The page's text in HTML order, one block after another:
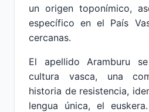
un origen toponímico,
específico en el País
cercanas.
El apellido Aramburu
cultura vasca, una
historia de resistencia,
lengua única, el